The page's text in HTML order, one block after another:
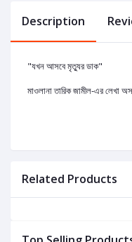
Description
"যখন আসবে মৃত্যুর ডাক"
মাওলানা তারিক জামীল-এর লেখা
Related Products